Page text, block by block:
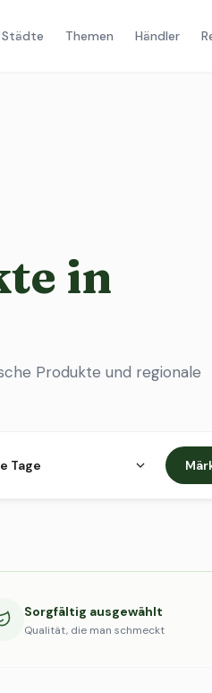
Städte Themen Händler
in
Produkte und regionale
Tage
Sorgfältig ausgewählt
Qualität, die man schmeckt